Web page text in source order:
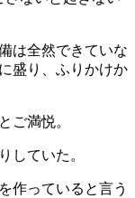
は全然できていな
盛り、ふりかけか
ご満悦。
していた。
作っていると言う